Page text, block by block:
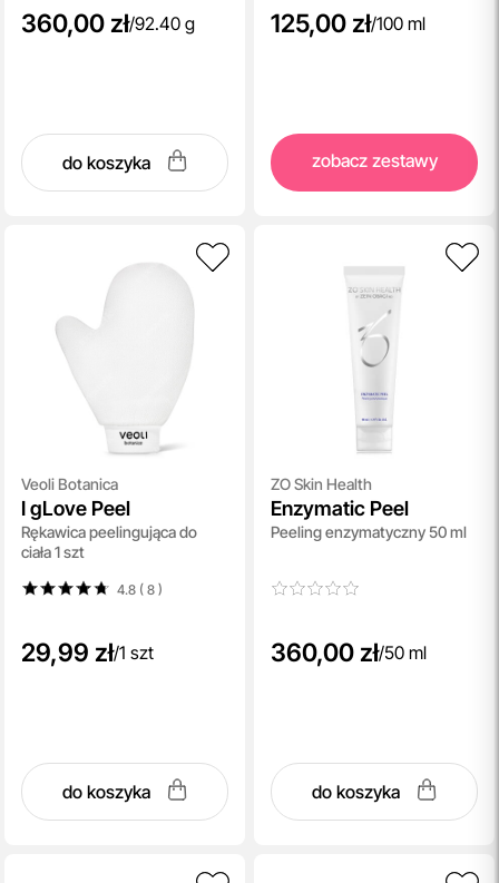
360,00 zł/92.40 g
do koszyka
125,00 zł/100 ml
zobacz zestawy
Veoli Botanica
I gLove Peel
Rękawica peelingująca do
ciała 1 szt
4.8 ( 8)
29,99 zł/1 szt
do koszyka
ZO Skin Health
Enzymatic Peel
Peeling enzymatyczny 50 ml
360,00 zł/50 ml
do koszyka